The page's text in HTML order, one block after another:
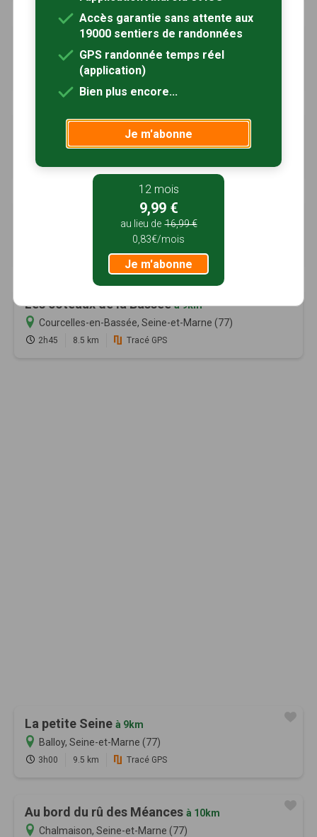
Sur les traces des Templiersà 8km
Vanvillé, Seine-et-Marne (77)
15.5 km
Entre Auxence et Voulzie
Les Ormes-sur-Voulzie, Seine-et-Marne (77)
4h30
Sur les traces des Templiers
Rampillon, Seine-et-Marne (77)
Tracé GPS
Les coteaux de la Basséeà 9km
Courcelles-en-Bassée, Seine-et-Marne (77)
2h45 8.5 km Tracé GPS
La petite Seine à 9km
Balloy, Seine-et-Marne (77)
3h00 9.5 km Tracé GPS
Au bord du rû des Méances à 10km
Chalmaison, Seine-et-Marne (77)
Accès garantie sans attente aux
19000 sentiers de randonnées
GPS randonnée temps réel
(application)
Bien plus encore...
Je m'abonne
12 mois
9,99 €
au lieu de 16,99 €
0,83€/mois
Je m'abonne